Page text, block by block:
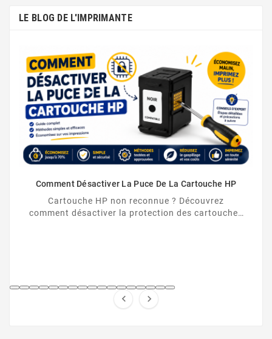
LE BLOG DE L'IMPRIMANTE
Comment Désactiver La Puce De La Cartouche HP
Cartouche HP non reconnue ? Découvrez
comment désactiver la protection des cartouches
 